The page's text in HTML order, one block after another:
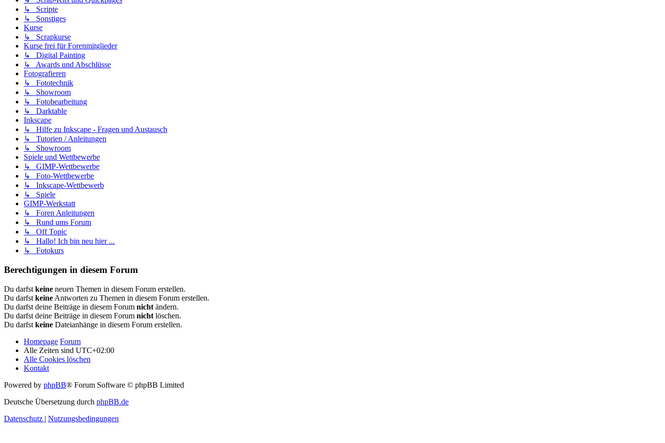
↳ Scripte
↳ Sonstiges
Kurse
↳ Scrapkurse
Kurse frei für Forenmitglieder
↳ Digital Painting
↳ Awards und Abschlüsse
Fotografieren
↳ Fototechnik
↳ Showroom
↳ Fotobearbeitung
↳ Darktable
Inkscape
↳ Hilfe zu Inkscape - Fragen und Austausch
↳ Tutorien / Anleitungen
↳ Showroom
Spiele und Wettbewerbe
↳ GIMP-Wettbewerbe
↳ Foto-Wettbewerbe
↳ Inkscape-Wettbewerb
↳ Spiele
GIMP-Werkstatt
↳ Foren Anleitungen
↳ Rund ums Forum
↳ Off Topic
↳ Hallo! Ich bin neu hier ...
↳ Fotokurs
Berechtigungen in diesem Forum
Du darfst keine neuen Themen in diesem Forum erstellen.
Du darfst keine Antworten zu Themen in diesem Forum erstellen.
Du darfst deine Beiträge in diesem Forum nicht ändern.
Du darfst deine Beiträge in diesem Forum nicht löschen.
Du darfst keine Dateianhänge in diesem Forum erstellen.
Homepage Forum
Alle Zeiten sind UTC+02:00
Alle Cookies löschen
Kontakt
Powered by phpBB® Forum Software © phpBB Limited
Deutsche Übersetzung durch phpBB.de
Datenschutz | Nutzungsbedingungen